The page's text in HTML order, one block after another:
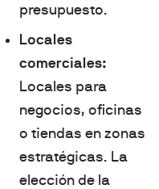
presupuesto.
Locales
comerciales:
Locales para
negocios, oficinas
o tiendas en zonas
estratégicas. La
elección de la